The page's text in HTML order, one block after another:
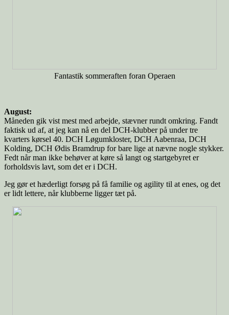
Fantastik sommeraften foran Operaen
August:
Måneden gik vist mest med arbejde, stævner rundt omkring. Fandt
faktisk ud af, at jeg kan nå en del DCH-klubber på under tre
kvarters kørsel 40. DCH Løgumkloster, DCH Aabenraa, DCH
Kolding, DCH Ødis Bramdrup for bare lige at nævne nogle stykker.
Fedt når man ikke behøver at køre så langt og startgebyret er
forholdsvis lavt, som det er i DCH.
Jeg gør et hæderligt forsøg på få familie og agility til at enes, og det
er lidt lettere, når klubberne ligger tæt på.